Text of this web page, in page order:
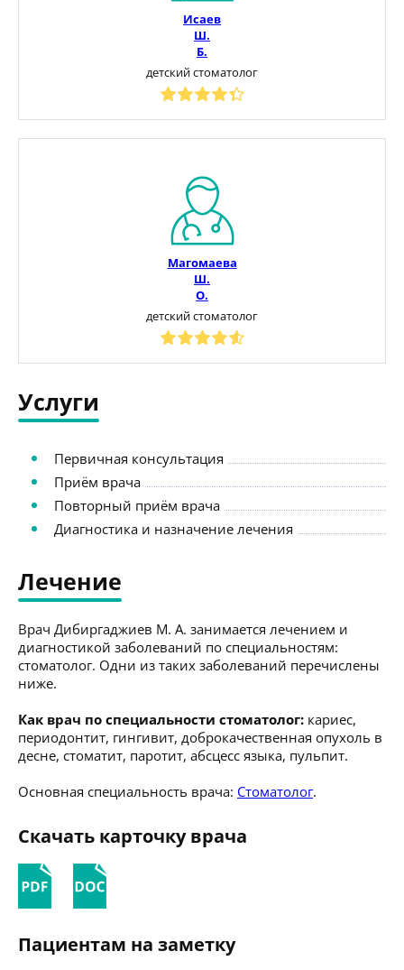
Исаев
Ш.
Б.
детский стоматолог
Магомаева
Ш.
О.
детский стоматолог
Услуги
Первичная консультация
Приём врача
Повторный приём врача
Диагностика и назначение лечения
Лечение
Врач Дибиргаджиев М. А. занимается лечением и
диагностикой заболеваний по специальностям:
стоматолог. Одни из таких заболеваний перечислены
ниже.
Как врач по специальности стоматолог: кариес,
периодонтит, гингивит, доброкачественная опухоль в
десне, стоматит, паротит, абсцесс языка, пульпит.
Основная специальность врача: Стоматолог.
Скачать карточку врача
Пациентам на заметку